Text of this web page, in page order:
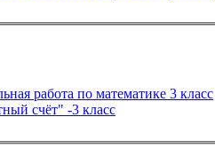
работа по математике 3 класс
счёт" -3 класс